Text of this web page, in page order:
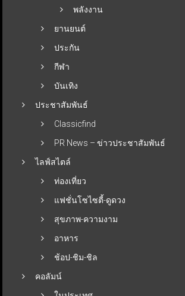
พลังงาน
ยานยนต์
ประกัน
กีฬา
บันเทิง
ประชาสัมพันธ์
Classicfind
PR News – ข่าวประชาสัมพันธ์
ไลฟ์สไตล์
ท่องเที่ยว
แฟชั่นโซไซตี้-ดูดวง
สุขภาพ-ความงาม
อาหาร
ช้อป-ชิม-ชิล
คอลัมน์